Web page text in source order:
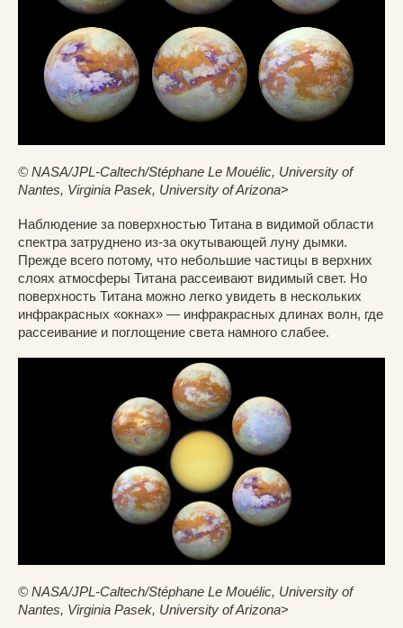
© NASA/JPL-Caltech/Stéphane Le Mouélic, University of
Nantes, Virginia Pasek, University of Arizona>
Наблюдение за поверхностью Титана в видимой области
спектра затруднено из-за окутывающей луну дымки.
Прежде всего потому, что небольшие частицы в верхних
слоях атмосферы Титана рассеивают видимый свет. Но
поверхность Титана можно легко увидеть в нескольких
инфракрасных «окнах» — инфракрасных длинах волн, где
рассеивание и поглощение света намного слабее.
© NASA/JPL-Caltech/Stéphane Le Mouélic, University of
Nantes, Virginia Pasek, University of Arizona>